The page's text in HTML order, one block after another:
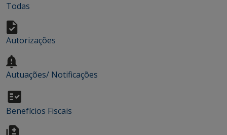
Todas
Autorizações
Autuações/ Notificações
Benefícios Fiscais